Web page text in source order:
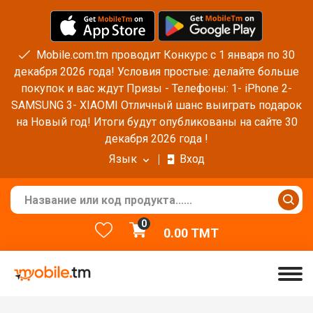
Mobile.com.tm проводит Конкурс с 1 января по 30
декабря 2026 года! Условия простые: делайте больше
покупок и вас ждут Призы - Телефоны: 1- iPhone 2-
SAMSUNG 3- XIAOMI Отличный шанс выиграть подарок
на Новый год! Итоги будут опубликованы на сайте 30
декабря 2026 года !
Язык
Вход
0
0.00TMT